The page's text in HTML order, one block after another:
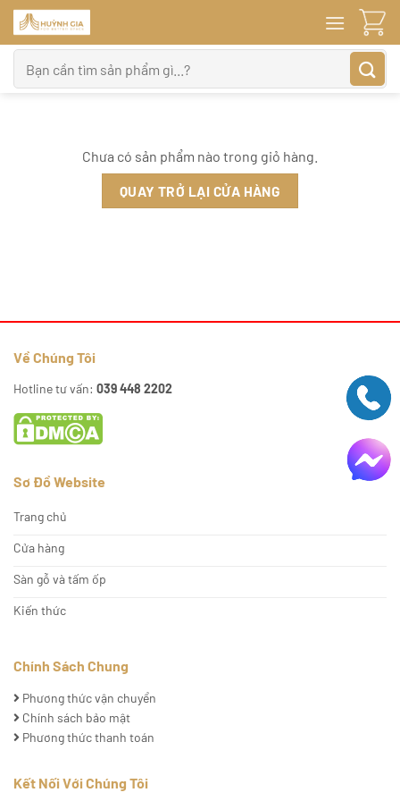
Bỏ
qua
nội
dung
kiếm:
Chưa có sản phẩm nào trong giỏ hàng.
QUAY TRỞ LẠI CỬA HÀNG
Về Chúng Tôi
Hotline tư vấn: 039 448 2202
Sơ Đồ Website
Trang chủ
Cửa hàng
Sàn gỗ và tấm ốp
Kiến thức
Chính Sách Chung
Phương thức vận chuyển
Chính sách bảo mật
Phương thức thanh toán
Kết Nối Với Chúng Tôi